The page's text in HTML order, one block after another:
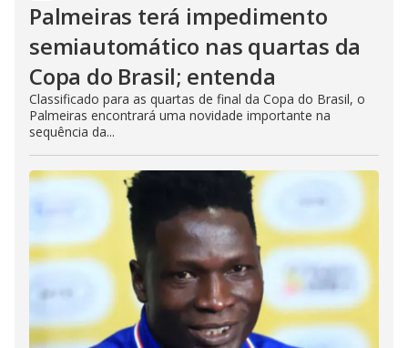
Palmeiras terá impedimento
semiautomático nas quartas da
Copa do Brasil; entenda
Classificado para as quartas de final da Copa do Brasil, o
Palmeiras encontrará uma novidade importante na
sequência da...